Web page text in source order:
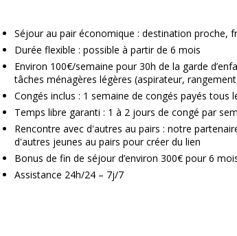
Séjour au pair économique : destination proche,
Durée flexible : possible à partir de 6 mois
Environ 100€/semaine pour 30h de la garde
tâches ménagères légères (aspirateur,
Congés inclus : 1 semaine de congés payés tous
Temps libre garanti : 1 à 2 jours de congé par
Rencontre avec d'autres au pairs : notre
d'autres jeunes au pairs pour créer du lien
Bonus de fin de séjour d’environ 300€ pour 6
Assistance 24h/24 – 7j/7